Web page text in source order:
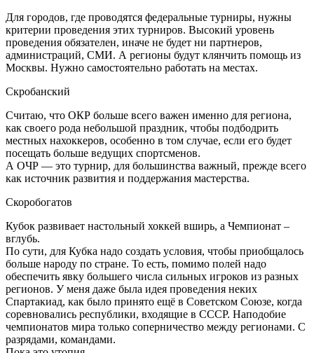
Для городов, где проводятся федеральные турниры, нужны
критерии проведения этих турниров. Высокий уровень
проведения обязателен, иначе не будет ни партнеров,
администраций, СМИ. А регионы будут клянчить помощь из
Москвы. Нужно самостоятельно работать на местах.
Скробанский
Считаю, что ОКР больше всего важен именно для региона,
как своего рода небольшой праздник, чтобы подбодрить
местных нахоккеров, особенно в том случае, если его будет
посещать больше ведущих спортсменов.
А ОЧР — это турнир, для большинства важный, прежде всего
как источник развития и поддержания мастерства.
Скоробогатов
Кубок развивает настольный хоккей вширь, а Чемпионат –
вглубь.
По сути, для Кубка надо создать условия, чтобы приобщалось
больше народу по стране. То есть, помимо полей надо
обеспечить явку большего числа сильных игроков из разных
регионов. У меня даже была идея проведения неких
Спартакиад, как было принято ещё в Советском Союзе, когда
соревновались республики, входящие в СССР. Наподобие
чемпионатов мира только соперничество между регионами. С
разрядами, командами.